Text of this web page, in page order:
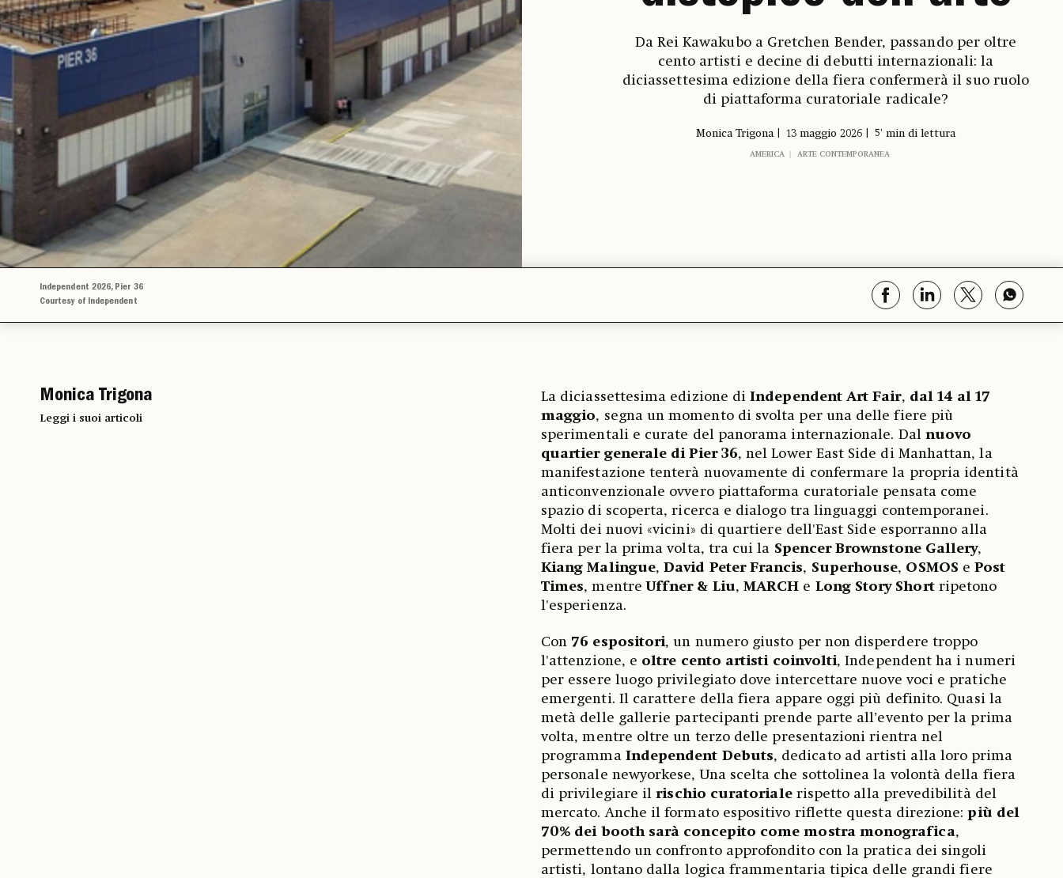
Da Rei Kawakubo a Gretchen Bender, passando per oltre
cento artisti e decine di debutti internazionali: la
diciassettesima edizione della fiera confermerà il suo ruolo
di piattaforma curatoriale radicale?
Monica Trigona 13 maggio 2026 5' min di lettura
AMERICA ARTE CONTEMPORANEA
Independent 2026, Pier 36
Courtesy of Independent
Monica Trigona
Leggi i suoi articoli
La diciassettesima edizione diIndependent Art Fair, dal 14 al 17
maggio, segna un momento di svolta per una delle fiere più
sperimentali e curate del panorama internazionale. Dal nuovo
quartier generale di Pier 36, nel Lower East Side di Manhattan, la
manifestazione tenterà nuovamente di confermare la propria identità
anticonvenzionale ovvero piattaforma curatoriale pensata come
spazio di scoperta, ricerca e dialogo tra linguaggi contemporanei.
Molti dei nuovi «vicini» di quartiere dell'East Side esporranno alla
fiera per la prima volta, tra cui la Spencer Brownstone Gallery,
Kiang Malingue,David Peter Francis, Superhouse, OSMOS ePost
Times, mentreUffner & Liu, MARCH e Long Story Shortripetono
l'esperienza.
Con 76 espositori, un numero giusto per non disperdere troppo
l'attenzione, e oltre cento artisti coinvolti, Independent ha i numeri
per essere luogo privilegiato dove intercettare nuove voci e pratiche
emergenti. Il carattere della fiera appare oggi più definito. Quasi la
metà delle gallerie partecipanti prende parte all’evento per la prima
volta, mentre oltre un terzo delle presentazioni rientra nel
programma Independent Debuts, dedicato ad artisti alla loro prima
personale newyorkese, Una scelta che sottolinea la volontà della fiera
di privilegiare ilrischio curatorialerispetto alla prevedibilità del
mercato. Anche il formato espositivo riflette questa direzione:più del
70% dei booth sarà concepito come mostra monografica,
permettendo un confronto approfondito con la pratica dei singoli
artisti, lontano dalla logica frammentaria tipica delle grandi fiere